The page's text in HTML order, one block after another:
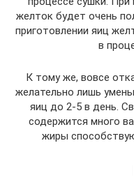
желток будет очень
приготовлении яиц
в
К тому же, вовсе
желательно лишь
яиц до 2-5 в день.
содержится много
жиры